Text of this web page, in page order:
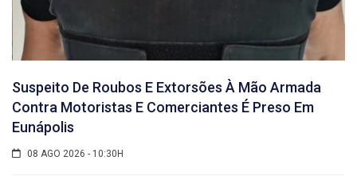
Suspeito De Roubos E Extorsões À Mão Armada
Contra Motoristas E Comerciantes É Preso Em
Eunápolis
08 AGO 2026 - 10:30H